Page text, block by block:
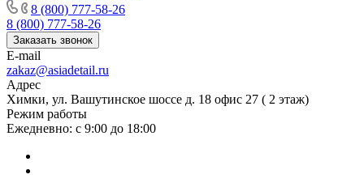
8 (800) 777-58-26
8 (800) 777-58-26
Заказать звонок
E-mail
zakaz@asiadetail.ru
Адрес
Химки, ул. Вашутинское шоссе д. 18 офис 27 ( 2 этаж)
Режим работы
Ежедневно: с 9:00 до 18:00